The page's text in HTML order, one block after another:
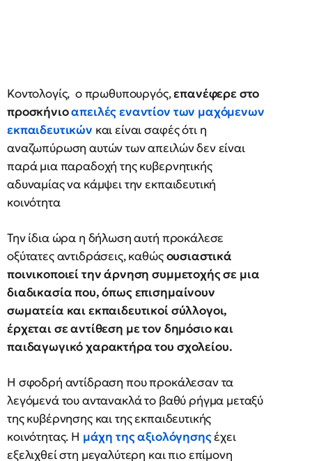
Κοντολογίς, ο πρωθυπουργός,επανέφερε στο
προσκήνιοαπειλές εναντίον των μαχόμενων
εκπαιδευτικών και είναι σαφές ότι η
αναζωπύρωση αυτών των απειλών δεν είναι
παρά μια παραδοχή της κυβερνητικής
αδυναμίας να κάμψει την εκπαιδευτική
κοινότητα
Την ίδια ώρα η δήλωση αυτή προκάλεσε
οξύτατες αντιδράσεις, καθώςουσιαστικά
ποινικοποιεί την άρνηση συμμετοχής σε μια
διαδικασία που, όπως επισημαίνουν
σωματεία και εκπαιδευτικοί σύλλογοι,
έρχεται σε αντίθεση με τον δημόσιο και
παιδαγωγικό χαρακτήρα του σχολείου.
Η σφοδρή αντίδραση που προκάλεσαν τα
λεγόμενά του αντανακλά το βαθύ ρήγμα μεταξύ
της κυβέρνησης και της εκπαιδευτικής
κοινότητας. Η μάχη της αξιολόγησηςέχει
εξελιχθεί στη μεγαλύτερη και πιο επίμονη